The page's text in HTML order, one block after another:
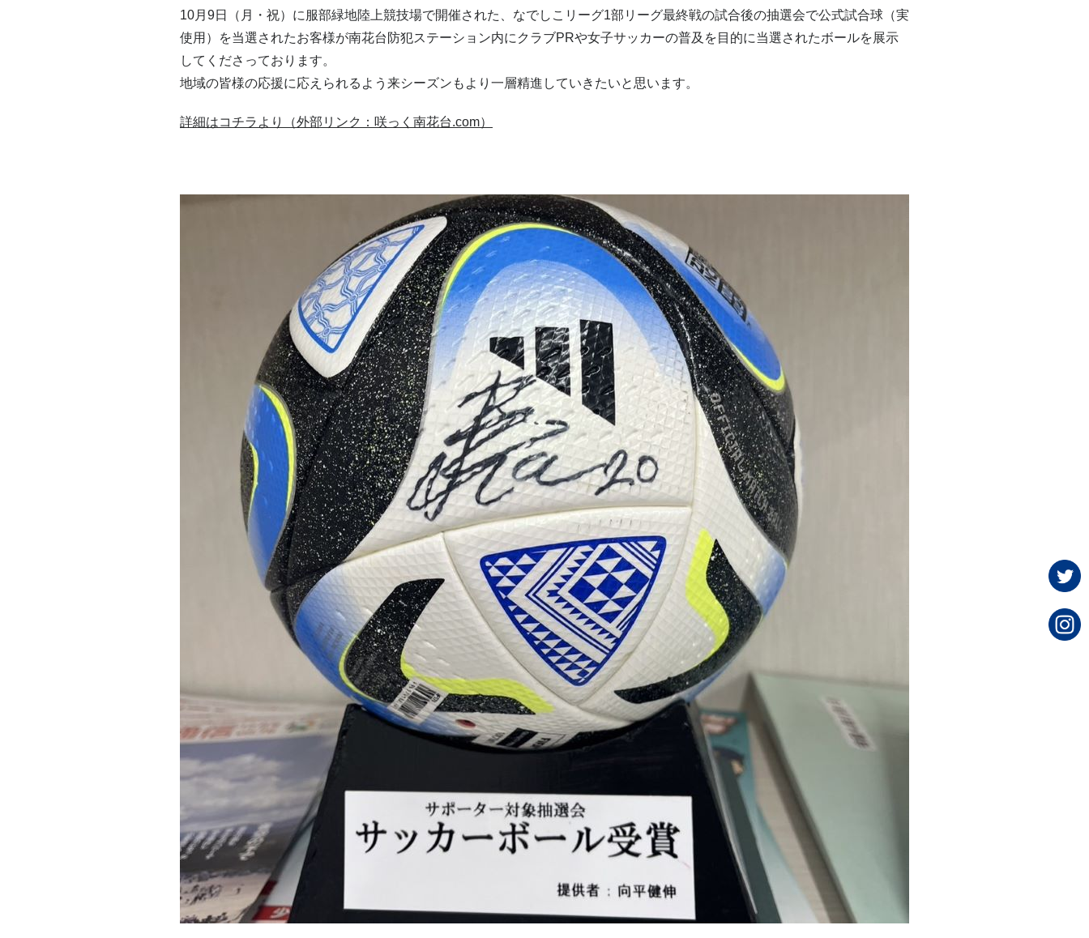
10月9日（月・祝）に服部緑地陸上競技場で開催された、なでしこリーグ1部リーグ最終戦の試合後の抽選会で公式試合球（実
使用）を当選されたお客様が南花台防犯ステーション内にクラブPRや女子サッカーの普及を目的に当選されたボールを展示
してくださっております。
地域の皆様の応援に応えられるよう来シーズンもより一層精進していきたいと思います。
詳細はコチラより（外部リンク：咲っく南花台.com）